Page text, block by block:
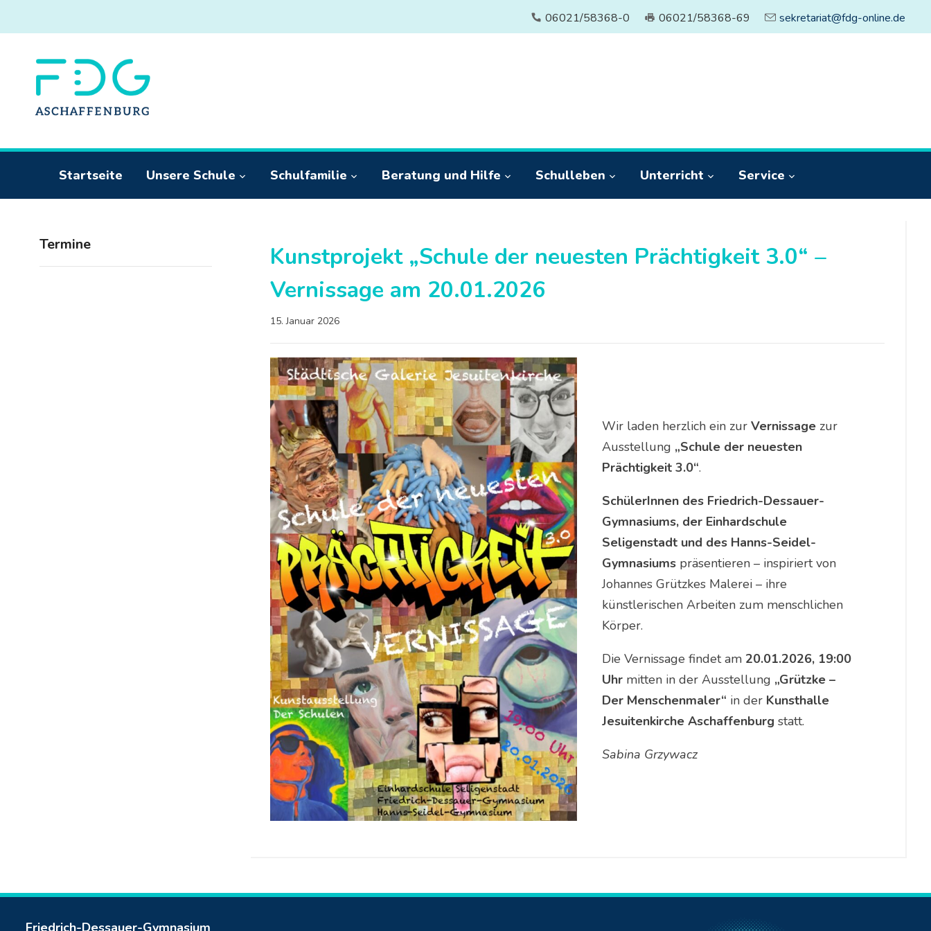
06021/58368-0 06021/58368-69 sekretariat@fdg-online.de
Startseite Unsere Schule Schulfamilie Beratung und Hilfe Schulleben Unterricht Service
Termine
Kunstprojekt „Schule der neuesten Prächtigkeit 3.0“ –
Vernissage am 20.01.2026
15. Januar 2026
Wir laden herzlich ein zur Vernissage zur
Ausstellung „Schule der neuesten
Prächtigkeit 3.0“.
SchülerInnen des Friedrich-Dessauer-
Gymnasiums, der Einhardschule
Seligenstadt und des Hanns-Seidel-
Gymnasiumspräsentieren – inspiriert von
Johannes Grützkes Malerei – ihre
künstlerischen Arbeiten zum menschlichen
Körper.
Die Vernissage findet am 20.01.2026, 19:00
Uhr mitten in der Ausstellung „Grützke –
Der Menschenmaler“ in der Kunsthalle
Jesuitenkirche Aschaffenburg statt.
Sabina Grzywacz
Friedrich-Dessauer-Gymnasium